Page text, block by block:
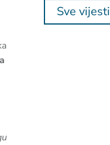
Sve vijesti